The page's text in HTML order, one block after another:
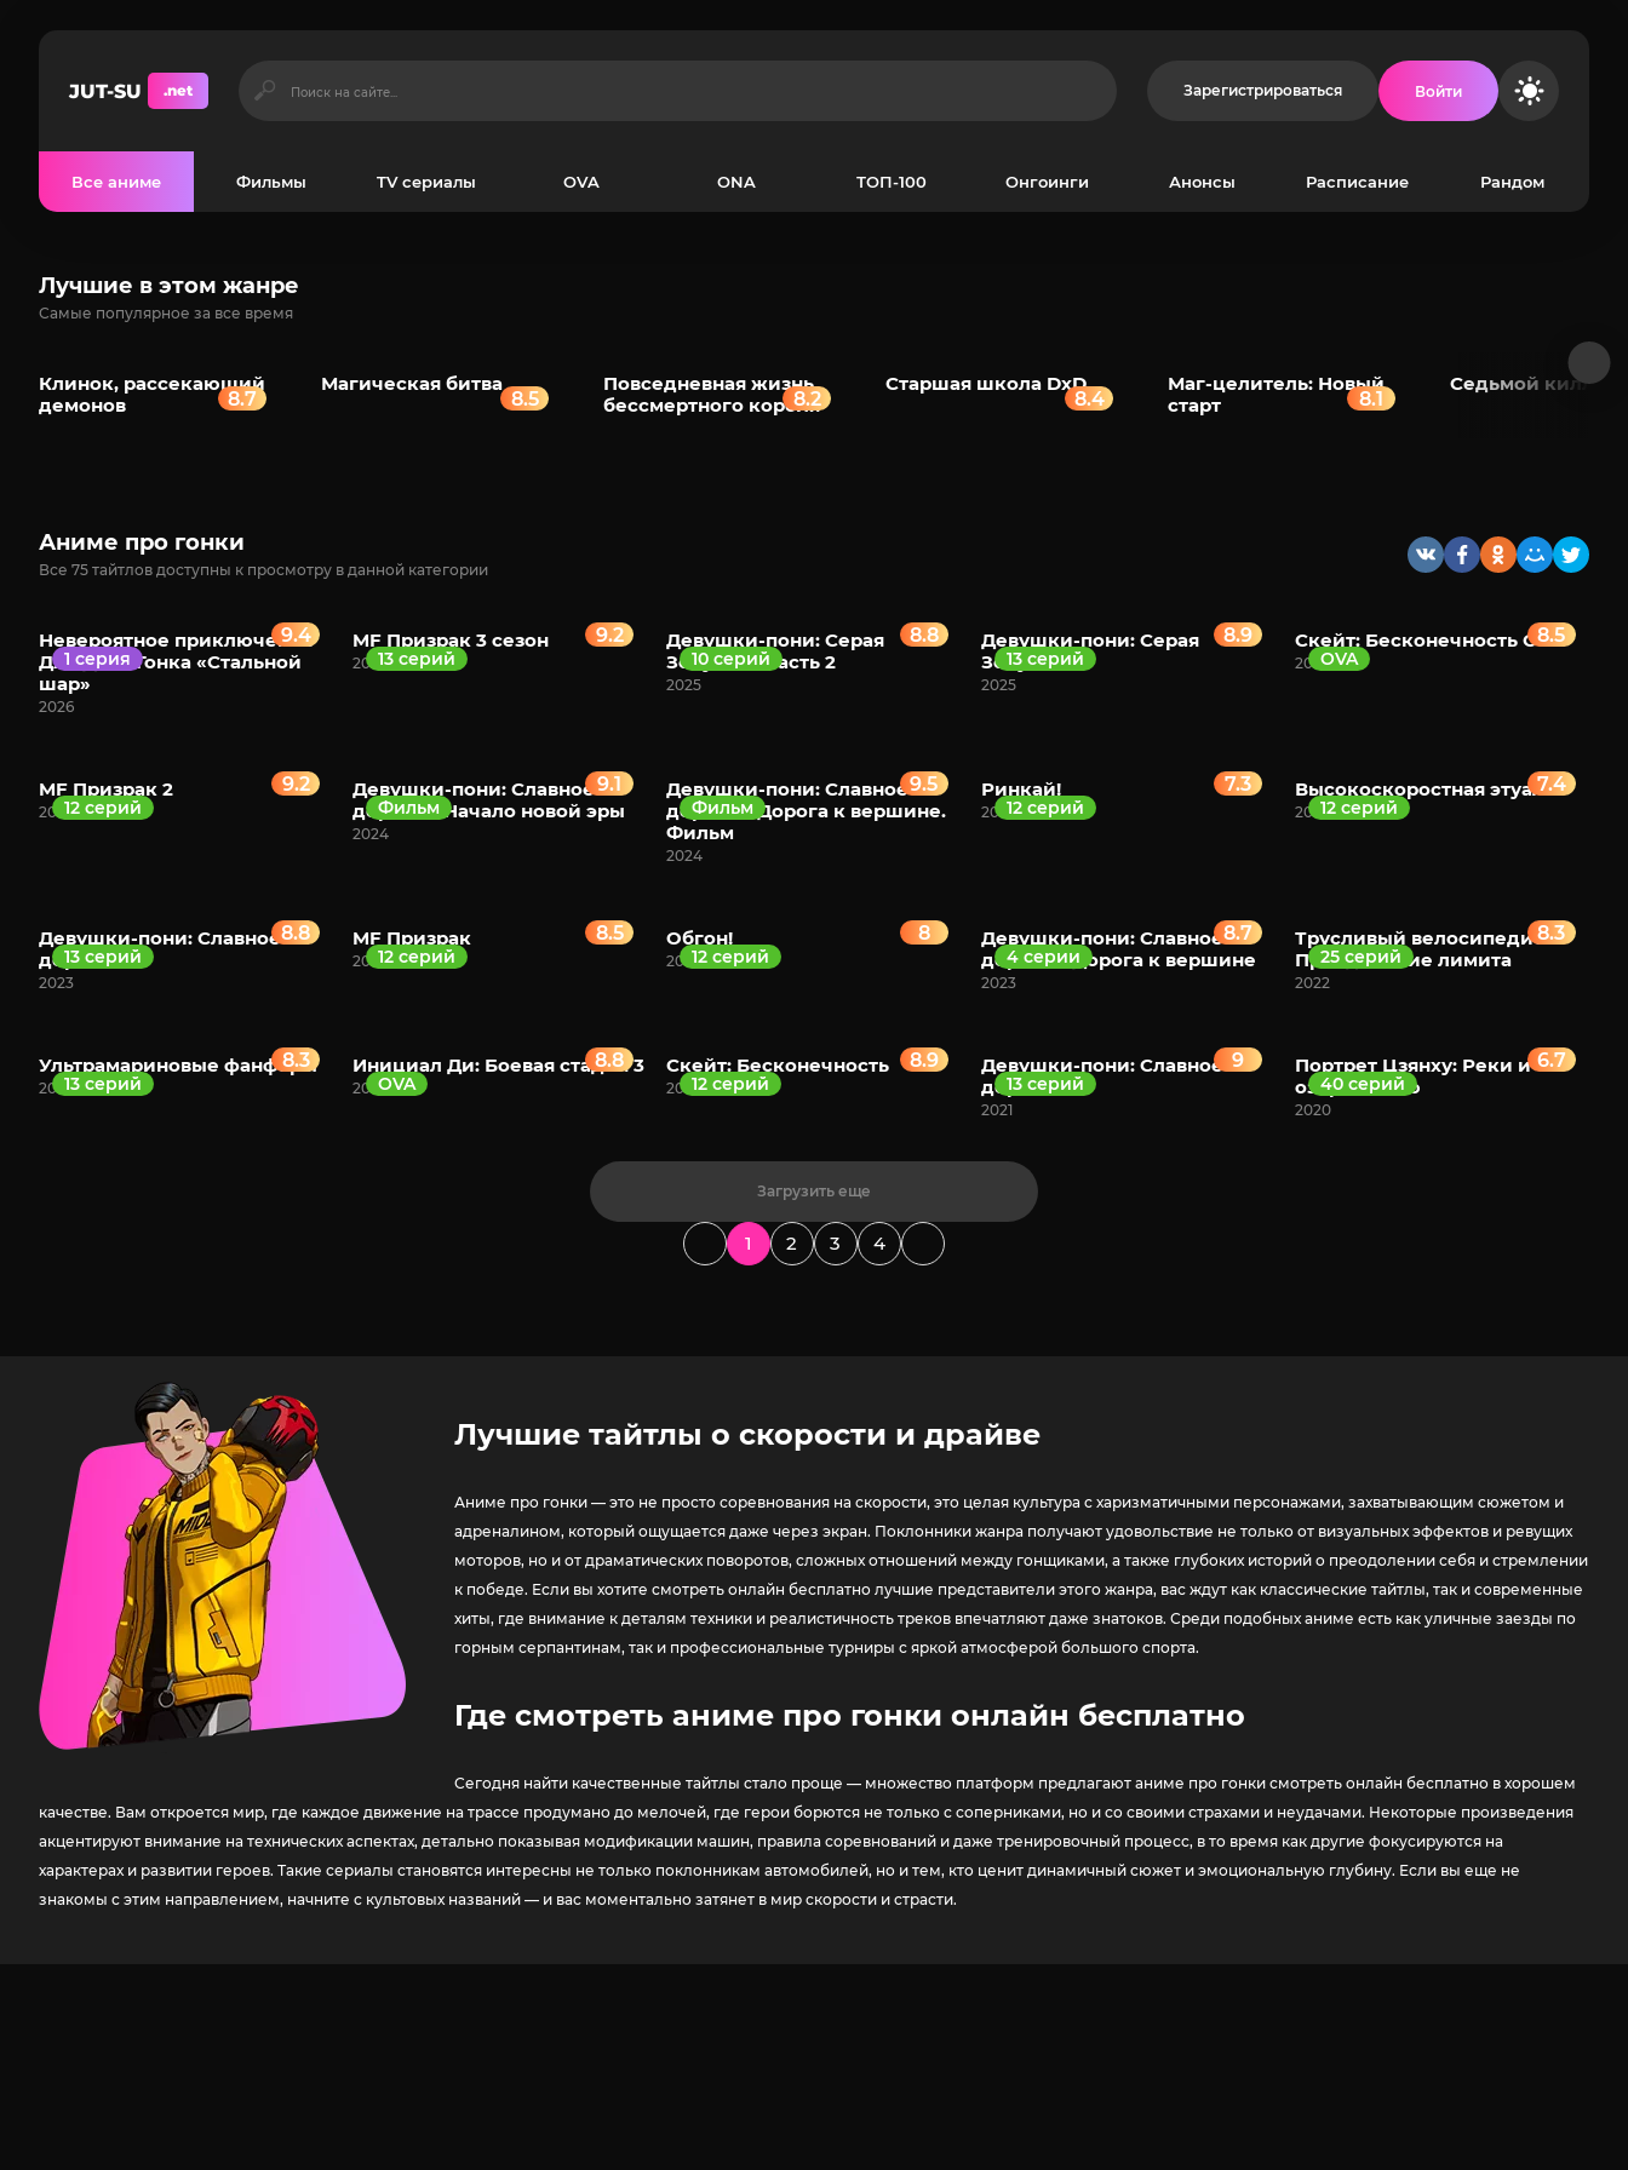
JUT-SU .net Зарегистрироваться Войти
Все аниме Фильмы TV сериалы OVA ONA ТОП-100 Онгоинги Анонсы Расписание Рандом
Лучшие в этом жанре
Самые популярное за все время
Клинок, рассекающий
демонов
8.7
Магическая битва
8.5
Повседневная жизнь
бессмертного короля
8.2
Старшая школа DxD
8.4
Маг-целитель: Новый
старт
8.1
Седьмой киллер
Аниме про гонки
Все 75 тайтлов доступны к просмотру в данной категории
Невероятное приключение
ДжоДжо: Гонка «Стальной
шар»
2026
9.4
1 серия
MF Призрак 3 сезон
2026
9.2
13 серий
Девушки-пони: Серая
Золушка. Часть 2
2025
8.8
10 серий
Девушки-пони: Серая
Золушка
2025
8.9
13 серий
Скейт: Бесконечность OVA
2025
8.5
OVA
MF Призрак 2
2024
9.2
12 серий
Девушки-пони: Славное
дерби — Начало новой эры
2024
9.1
Фильм
Девушки-пони: Славное
дерби — Дорога к вершине.
Фильм
2024
9.5
Фильм
Ринкай!
2024
7.3
12 серий
Высокоскоростная этуаль
2024
7.4
12 серий
Девушки-пони: Славное
дерби 3
2023
8.8
13 серий
MF Призрак
2023
8.5
12 серий
Обгон!
2023
8
12 серий
Девушки-пони: Славное
дерби — Дорога к вершине
2023
8.7
4 серии
Трусливый велосипедист:
Преодоление лимита
2022
8.3
25 серий
Ультрамариновые фанфары
2022
8.3
13 серий
Инициал Ди: Боевая стадия 3
2021
8.8
OVA
Скейт: Бесконечность
2021
8.9
12 серий
Девушки-пони: Славное
дерби 2
2021
9
13 серий
Портрет Цзянху: Реки и
озёра ночью
2020
6.7
40 серий
Загрузить еще
1 2 3 4
Лучшие тайтлы о скорости и драйве
Аниме про гонки — это не просто соревнования на скорости, это целая культура с харизматичными персонажами, захватывающим сюжетом и
адреналином, который ощущается даже через экран. Поклонники жанра получают удовольствие не только от визуальных эффектов и ревущих
моторов, но и от драматических поворотов, сложных отношений между гонщиками, а также глубоких историй о преодолении себя и стремлении
к победе. Если вы хотите смотреть онлайн бесплатно лучшие представители этого жанра, вас ждут как классические тайтлы, так и современные
хиты, где внимание к деталям техники и реалистичность треков впечатляют даже знатоков. Среди подобных аниме есть как уличные заезды по
горным серпантинам, так и профессиональные турниры с яркой атмосферой большого спорта.
Где смотреть аниме про гонки онлайн бесплатно
Сегодня найти качественные тайтлы стало проще — множество платформ предлагают аниме про гонки смотреть онлайн бесплатно в хорошем
качестве. Вам откроется мир, где каждое движение на трассе продумано до мелочей, где герои борются не только с соперниками, но и со своими страхами и неудачами. Некоторые произведения
акцентируют внимание на технических аспектах, детально показывая модификации машин, правила соревнований и даже тренировочный процесс, в то время как другие фокусируются на
характерах и развитии героев. Такие сериалы становятся интересны не только поклонникам автомобилей, но и тем, кто ценит динамичный сюжет и эмоциональную глубину. Если вы еще не
знакомы с этим направлением, начните с культовых названий — и вас моментально затянет в мир скорости и страсти.